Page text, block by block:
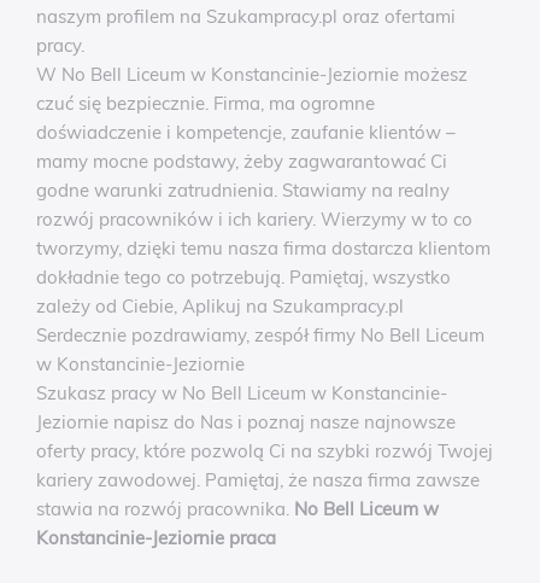
naszym profilem na Szukampracy.pl oraz ofertami
pracy.
W No Bell Liceum w Konstancinie-Jeziornie możesz
czuć się bezpiecznie. Firma, ma ogromne
doświadczenie i kompetencje, zaufanie klientów –
mamy mocne podstawy, żeby zagwarantować Ci
godne warunki zatrudnienia. Stawiamy na realny
rozwój pracowników i ich kariery. Wierzymy w to co
tworzymy, dzięki temu nasza firma dostarcza klientom
dokładnie tego co potrzebują. Pamiętaj, wszystko
zależy od Ciebie, Aplikuj na Szukampracy.pl
Serdecznie pozdrawiamy, zespół firmy No Bell Liceum
w Konstancinie-Jeziornie
Szukasz pracy w No Bell Liceum w Konstancinie-
Jeziornie napisz do Nas i poznaj nasze najnowsze
oferty pracy, które pozwolą Ci na szybki rozwój Twojej
kariery zawodowej. Pamiętaj, że nasza firma zawsze
stawia na rozwój pracownika. No Bell Liceum w
Konstancinie-Jeziornie praca